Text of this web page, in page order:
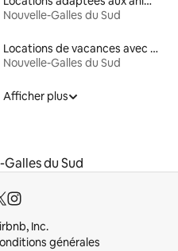
Nouvelle-Galles du Sud
Locations de vacances avec piscine
Nouvelle-Galles du Sud
Afficher plus
du Sud
Inc.
générales